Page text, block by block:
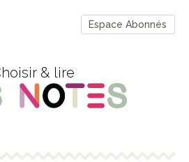
Espace Abonnés
& lire